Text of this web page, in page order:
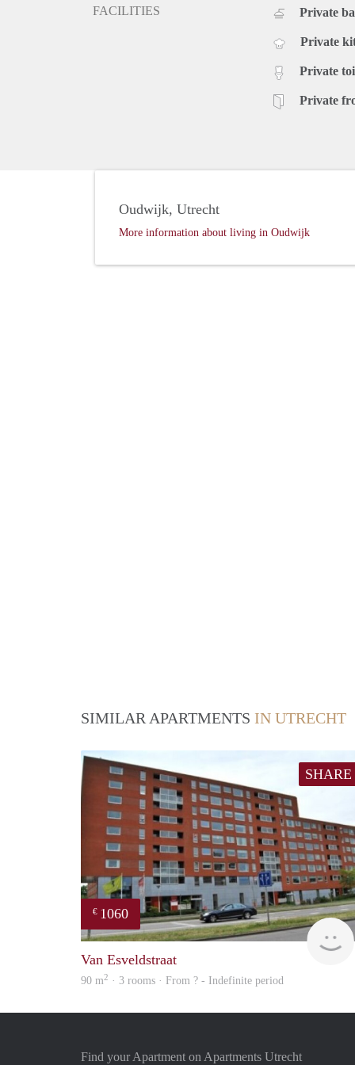
FACILITIES Private
Private
Private
Private
Oudwijk, Utrecht
More information about living in Oudwijk
SIMILAR APARTMENTS IN UTRECHT
SHARE
€ 1060
Van Esveldstraat
90 m2 · 3 rooms · From ? - Indefinite period
Find your Apartment on Apartments Utrecht